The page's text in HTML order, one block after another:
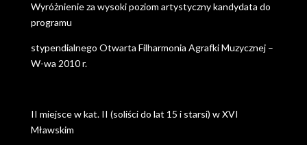
Wyróżnienie za wysoki poziom artystyczny kandydata do
programu
stypendialnego Otwarta Filharmonia Agrafki Muzycznej –
W-wa 2010 r.
II miejsce w kat. II (soliści do lat 15 i starsi) w XVI
Mławskim